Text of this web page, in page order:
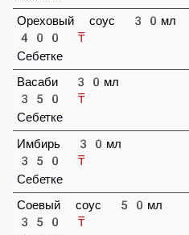
Терияки соус 30мл
350 ₸
Себетке
Ореховый соус 30мл
400 ₸
Себетке
Васаби 30мл
350 ₸
Себетке
Имбирь 30мл
350 ₸